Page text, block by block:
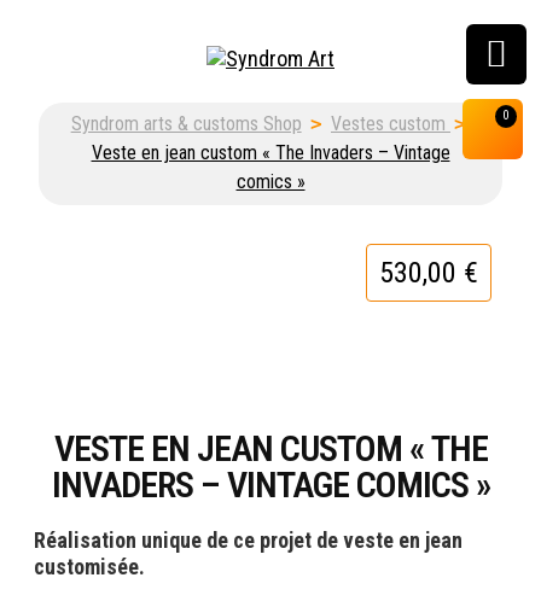
0
Customisation, graffiti
& street art shop
Syndrom arts & customs Shop > Vestes custom >
Veste en jean custom « The Invaders – Vintage
comics »
VESTE EN JEAN CUSTOM « THE
INVADERS – VINTAGE COMICS »
530,00 €
Réalisation unique de ce projet de veste en jean
customisée.